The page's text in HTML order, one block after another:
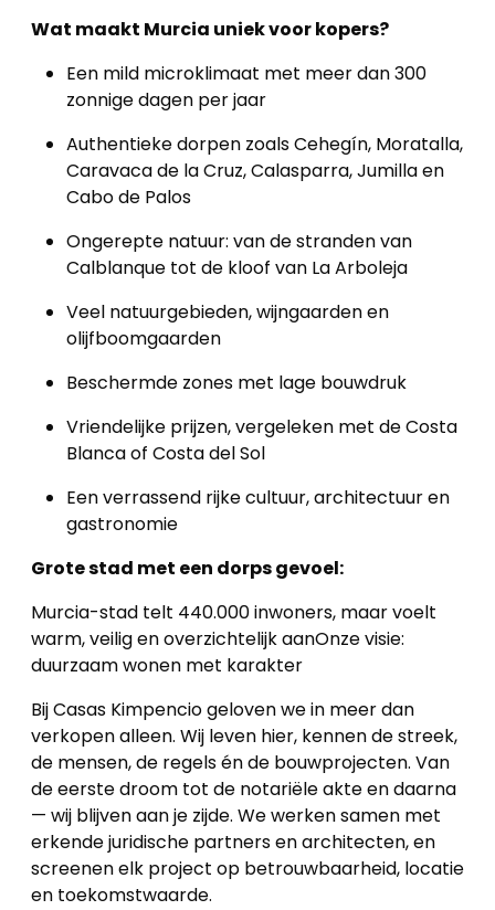
Home
Lopende
projecten
Panden
Ons
team
Onze
werkwijze
Contacteer
ons
Blog
Cookies
Wat maakt Murcia uniek voor kopers?
Een mild microklimaat met meer dan 300
zonnige dagen per jaar
Authentieke dorpen zoals Cehegín, Moratalla,
Caravaca de la Cruz, Calasparra, Jumilla en
Cabo de Palos
Ongerepte natuur: van de stranden van
Calblanque tot de kloof van La Arboleja
Veel natuurgebieden, wijngaarden en
olijfboomgaarden
Beschermde zones met lage bouwdruk
Vriendelijke prijzen, vergeleken met de Costa
Blanca of Costa del Sol
Een verrassend rijke cultuur, architectuur en
gastronomie
Grote stad met een dorps gevoel:
Murcia-stad telt 440.000 inwoners, maar voelt
warm, veilig en overzichtelijk aanOnze visie:
duurzaam wonen met karakter
Bij Casas Kimpencio geloven we in meer dan
verkopen alleen. Wij leven hier, kennen de streek,
de mensen, de regels én de bouwprojecten. Van
de eerste droom tot de notariële akte en daarna
— wij blijven aan je zijde. We werken samen met
erkende juridische partners en architecten, en
screenen elk project op betrouwbaarheid, locatie
en toekomstwaarde.